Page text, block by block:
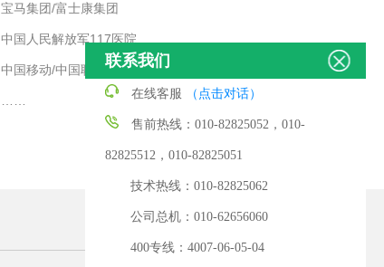
宝马集团/富士康集团
中国人民解放军117医院
中国移动/中国联通/中国电信
联系我们
在线客服 （点击对话）
售前热线：010-82825052，010-
82825512，010-82825051
技术热线：010-82825062
公司总机：010-62656060
400专线：4007-06-05-04